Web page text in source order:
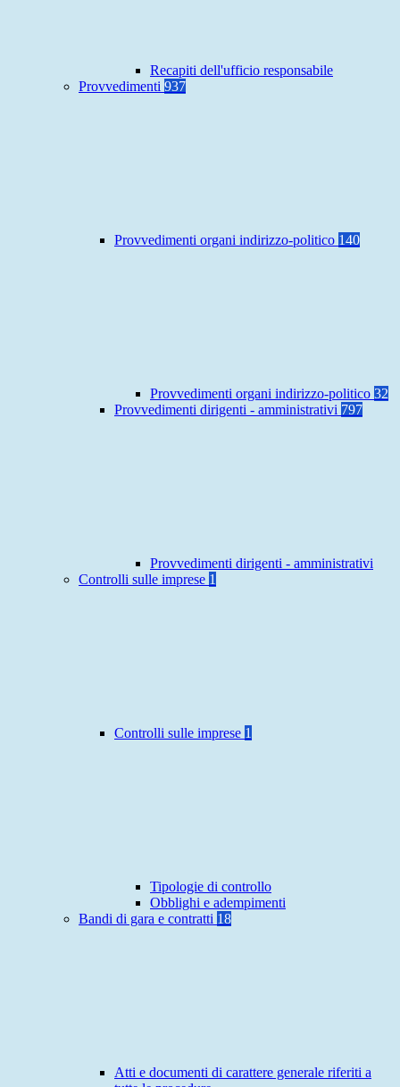
Recapiti dell'ufficio responsabile
Provvedimenti 937
Provvedimenti organi indirizzo-politico 140
Provvedimenti organi indirizzo-politico 32
Provvedimenti dirigenti - amministrativi 797
Provvedimenti dirigenti - amministrativi
Controlli sulle imprese 1
Controlli sulle imprese 1
Tipologie di controllo
Obblighi e adempimenti
Bandi di gara e contratti 18
Atti e documenti di carattere generale riferiti a